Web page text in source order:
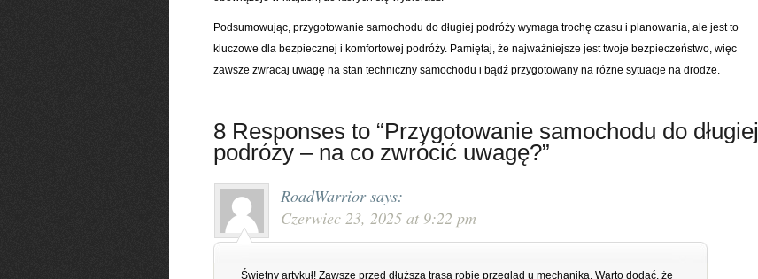
Podsumowując, przygotowanie samochodu do długiej podróży wymaga trochę czasu i planowania, ale jest to
kluczowe dla bezpiecznej i komfortowej podróży. Pamiętaj, że najważniejsze jest twoje bezpieczeństwo, więc
zawsze zwracaj uwagę na stan techniczny samochodu i bądź przygotowany na różne sytuacje na drodze.
8 Responses to “Przygotowanie samochodu do długiej
podróży – na co zwrócić uwagę?”
RoadWarrior says:
Czerwiec 23, 2025 at 9:22 pm
Świetny artykuł! Zawsze przed dłuższą trasą robię przegląd u mechanika. Warto dodać, że